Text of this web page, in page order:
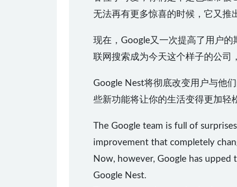
无法再有更多惊喜的时候，它又推
现在，Google又一次提高了用户
联网搜索成为今天这个样子的公司
Google Nest将彻底改变用户与他
些新功能将让你的生活变得更加轻
The Google team is full of
improvement that completely
Now, however, Google has
Google Nest.